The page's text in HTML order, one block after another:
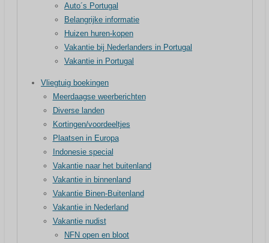
Auto´s Portugal
Belangrijke informatie
Huizen huren-kopen
Vakantie bij Nederlanders in Portugal
Vakantie in Portugal
Vliegtuig boekingen
Meerdaagse weerberichten
Diverse landen
Kortingen/voordeeltjes
Plaatsen in Europa
Indonesie special
Vakantie naar het buitenland
Vakantie in binnenland
Vakantie Binen-Buitenland
Vakantie in Nederland
Vakantie nudist
NFN open en bloot